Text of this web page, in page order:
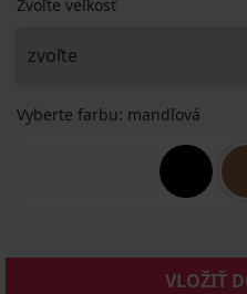
Zvoľte veľkosť
Vyberte farbu: mandľová
VLOŽIŤ